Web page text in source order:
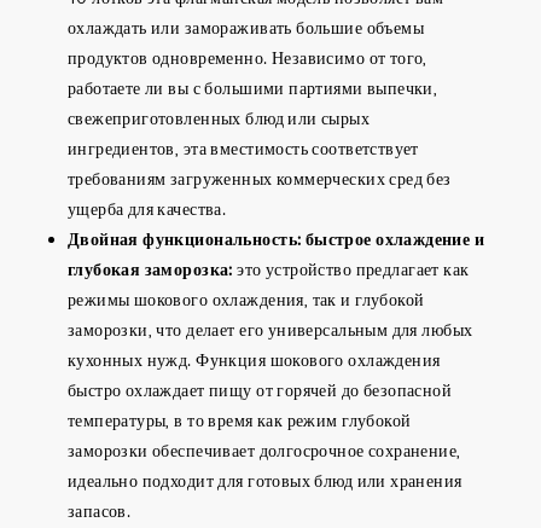
охлаждать или замораживать большие объемы
продуктов одновременно. Независимо от того,
работаете ли вы с большими партиями выпечки,
свежеприготовленных блюд или сырых
ингредиентов, эта вместимость соответствует
требованиям загруженных коммерческих сред без
ущерба для качества.
Двойная функциональность: быстрое охлаждение и
глубокая заморозка: это устройство предлагает как
режимы шокового охлаждения, так и глубокой
заморозки, что делает его универсальным для любых
кухонных нужд. Функция шокового охлаждения
быстро охлаждает пищу от горячей до безопасной
температуры, в то время как режим глубокой
заморозки обеспечивает долгосрочное сохранение,
идеально подходит для готовых блюд или хранения
запасов.